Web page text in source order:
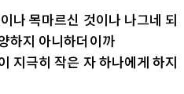
나 목마르신 것이나 나그네 되
하지 아니하더이까
지극히 작은 자 하나에게 하지